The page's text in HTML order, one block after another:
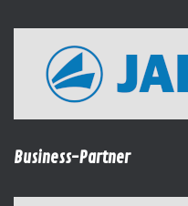
Business-Partner